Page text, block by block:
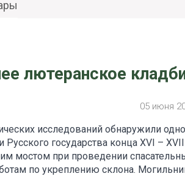
лютеранское
05 июня
исследований обнаружили
государства конца XVI – XVII
мостом при проведении
по укреплению склона.